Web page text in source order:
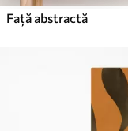
Față abstractă